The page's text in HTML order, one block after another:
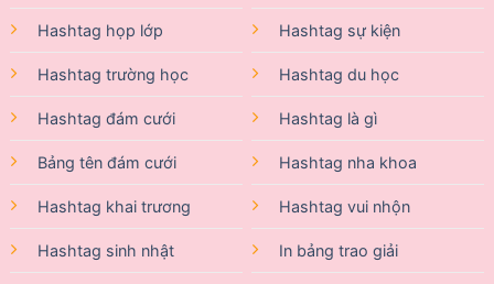
Hashtag họp lớp
Hashtag trường học
Hashtag đám cưới
Bảng tên đám cưới
Hashtag khai trương
Hashtag sinh nhật
Hashtag sự kiện
Hashtag du học
Hashtag là gì
Hashtag nha khoa
Hashtag vui nhộn
In bảng trao giải